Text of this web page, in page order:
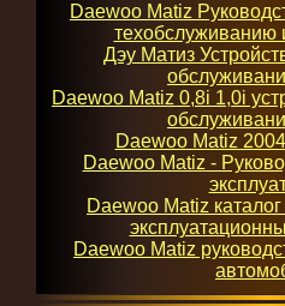
Daewoo Matiz
техобслуживанию
Дэу Матиз
Daewoo Matiz 0,8i 1,0i
Daewoo Matiz
Daewoo Matiz -
Daewoo Matiz
Daewoo Matiz